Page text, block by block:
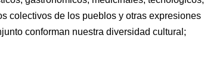
colectivos de los pueblos y otras expresiones
conforman nuestra diversidad cultural;